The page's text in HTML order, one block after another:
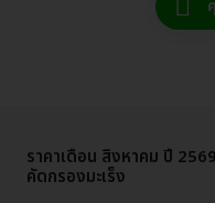
ราคาเดือน สิงหาคม ปี
คัดกรองมะเร็ง